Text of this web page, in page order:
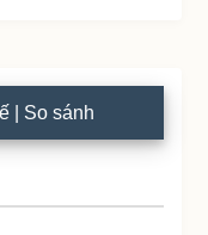
| So sánh